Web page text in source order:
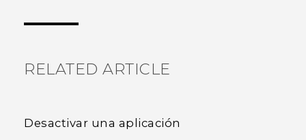
RELATED ARTICLE
Desactivar una aplicación